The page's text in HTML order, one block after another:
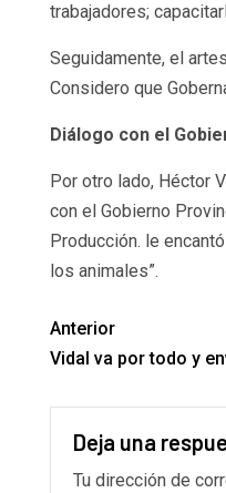
trabajadores;
Seguidamente, el
Considero que
Diálogo con el
Por otro lado, Héctor
con el Gobierno
Producción. le
los animales”.
Anterior
Vidal va por todo y
Deja una
Tu dirección de